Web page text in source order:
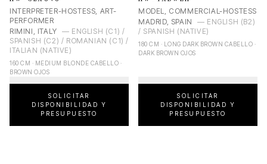
INTERPRETER-HOSTESS, ART-
PERFORMER
RIMINI, ITALY — ENGLISH (C1) /
SPANISH (C2) / ROMANIAN (C1) /
ITALIAN (NATIVE)
160 CM · MEDIUM BLONDE CABELLO ·
BROWN OJOS
SOLICITAR
DISPONIBILIDAD Y
PRESUPUESTO
MODEL, COMMERCIAL-HOSTESS
MADRID, SPAIN
— ENGLISH (B2)
/ SPANISH (NATIVE)
180 CM · LONG DARK BROWN CABELLO ·
DARK BROWN OJOS
SOLICITAR
DISPONIBILIDAD Y
PRESUPUESTO